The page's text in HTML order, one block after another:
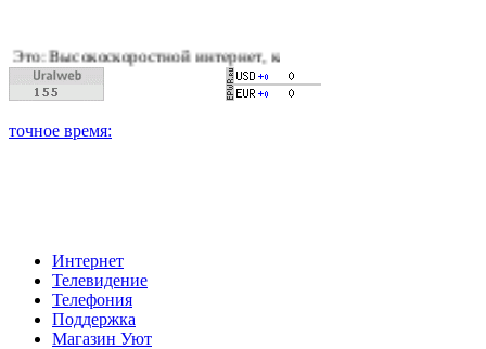
интернет, качественное цифровое и кабельное
Интернет
Телевидение
Телефония
Поддержка
Магазин Уют